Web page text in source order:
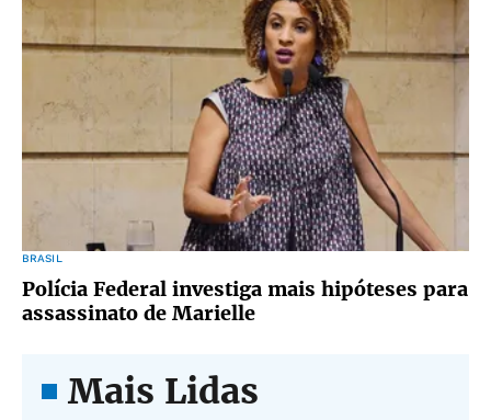
BRASIL
Polícia Federal investiga mais hipóteses para
assassinato de Marielle
Mais Lidas